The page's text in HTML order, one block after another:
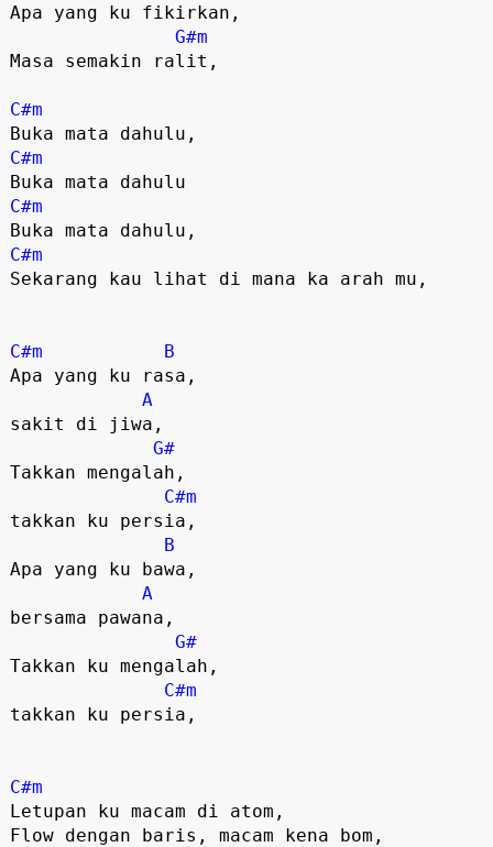
Apa yang ku fikirkan,
G#m
Masa semakin ralit,
C#m
C#m
C#m
C#m
Sekarang kau lihat di mana ka arah mu,
C#m
B
Apa yang ku rasa,
A
sakit di jiwa,
G#
Takkan mengalah,
C#m
takkan ku persia,
B
Apa yang ku bawa,
A
bersama pawana,
G#
Takkan ku mengalah,
C#m
takkan ku persia,
C#m
Letupan ku macam di atom,